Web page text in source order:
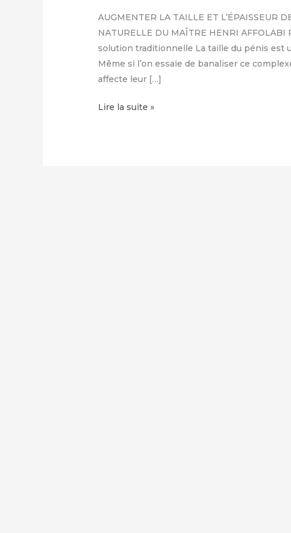
AUGMENTER LA TAILLE ET L’ÉPAISSEUR
NATURELLE DU MAÎTRE HENRI
solution traditionnelle La taille du pénis est
Même si l’on essaie de banaliser ce
affecte leur […]
COMMENT
Lire la suite »